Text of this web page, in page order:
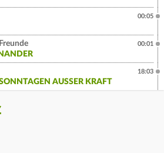
00:05
00:01
AUSSER KRAFT
18:03